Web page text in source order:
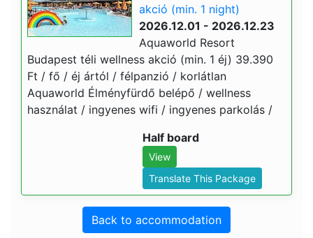
akció (min. 1 night)
2026.12.01 - 2026.12.23
Aquaworld Resort
Budapest téli wellness akció (min. 1 éj) 39.390
Ft / fő / éj ártól / félpanzió / korlátlan
Aquaworld Élményfürdő belépő / wellness
használat / ingyenes wifi / ingyenes parkolás /
Half board
View
Translate This Package
Back to accommodation